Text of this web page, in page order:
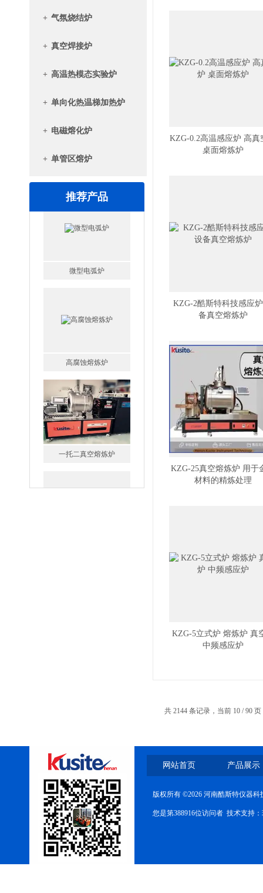
+ 气氛烧结炉
+ 真空焊接炉
+ 高温热模态实验炉
+ 单向化热温梯加热炉
+ 电磁熔化炉
+ 单管区熔炉
推荐产品
一托二真空熔炼炉
酷斯特科技非自耗真空电弧
KZG-0.2高温感应炉 高真
桌面熔炼炉
KZG-2酷斯特科技感应
备真空熔炼炉
KZG-25真空熔炼炉 用于
材料的精炼处理
KZG-5立式炉 熔炼炉 真
中频感应炉
共 2144 条记录，当前 10 / 90
网站首页 产品展示
版权所有 ©2026 河南酷斯特仪器
您是第388916位访问者 技术支持：